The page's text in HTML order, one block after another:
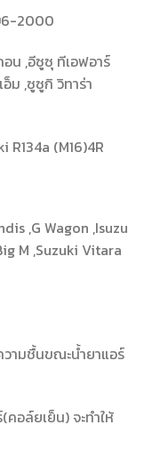
2000
น ,อีซูซุ ทีเอฟอาร์
ม ,ซูซูกิ วิทาร่า
R134a (M16)4R
,G Wagon ,Isuzu
M ,Suzuki Vitara
ามชื้นขณะน้ำยาแอร์
อล์ยเย็น) จะทำให้